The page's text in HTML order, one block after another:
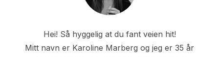
Hei! Så hyggelig at du fant veien hit!
Mitt navn er Karoline Marberg og jeg er 35 år